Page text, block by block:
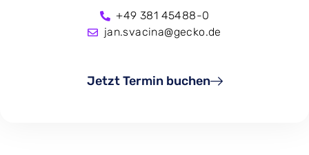
+49 381 45488-0
jan.svacina@gecko.de
Jetzt Termin buchen